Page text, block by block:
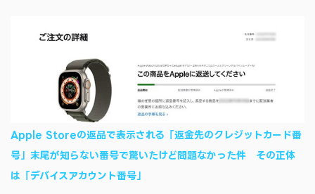
iSyncrを活用することで、Androidデバイスでもレート機能や再生
ートフォンに移行したい場合に役立つはずだ。
す・・・。カッコイイ！！ 開発ページ（英語） gpbeta.com - The
SAO Utilities Project – development log インストール（導入）手順
1. 開発ページ のDownloadsの項目から自分のOSにあったファイル
をダウンロードする。 Windows（Windows2000, XP, Vista, Win7,
Win8）に対応です。 （ ◆自分のパソコンが 32 ビット版か 64 ビッ
ト版かを確認したい ） 2.ダウンロードしたファイルを解凍後、
（自分はProgram Filesの中に移動させちゃいました）フォルダの
中にある SAO Utils.exe を実行。 3.アップデートがある場合は起動
時に知らせてくれるので、パッチをダウンロードしましょう。 ダ
Apple Storeの返品で表示される「返金先のクレジットカード番
号」末尾が知らない番号で驚いたけど問題なかった件 その正体
は「デバイスアカウント番号」